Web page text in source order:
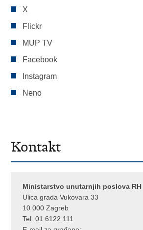
X
Flickr
MUP TV
Facebook
Instagram
Neno
Kontakt
Ministarstvo unutarnjih poslova RH
Ulica grada Vukovara 33
10 000 Zagreb
Tel:01 6122 111